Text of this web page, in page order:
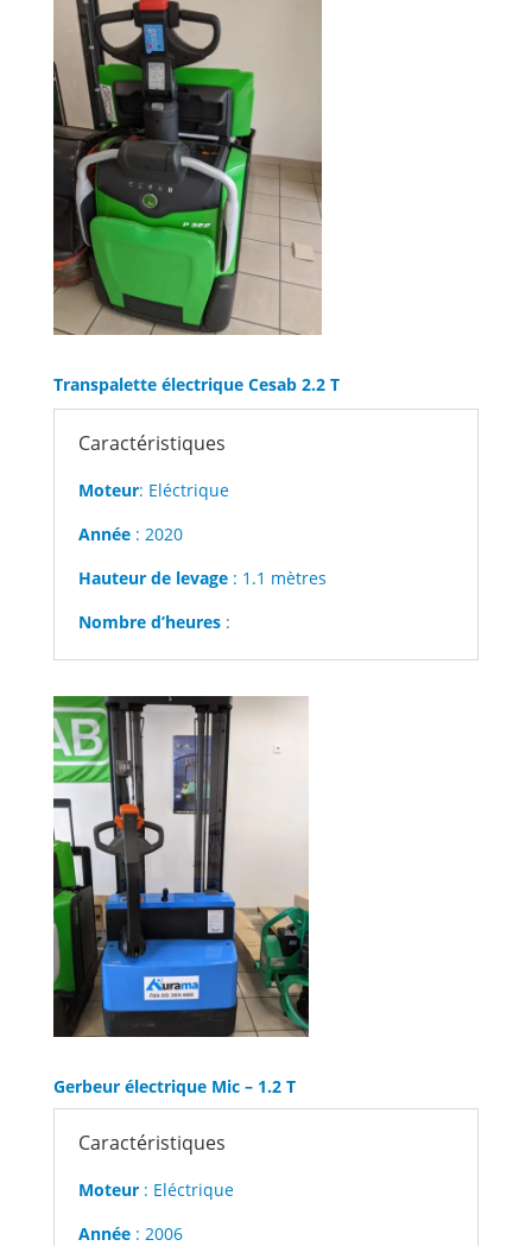
Transpalette électrique Cesab 2.2 T
Caractéristiques
Moteur: Eléctrique
Année: 2020
Hauteur de levage: 1.1 mètres
Nombre d’heures:
Gerbeur électrique Mic – 1.2 T
Caractéristiques
Moteur : Eléctrique
Année : 2006